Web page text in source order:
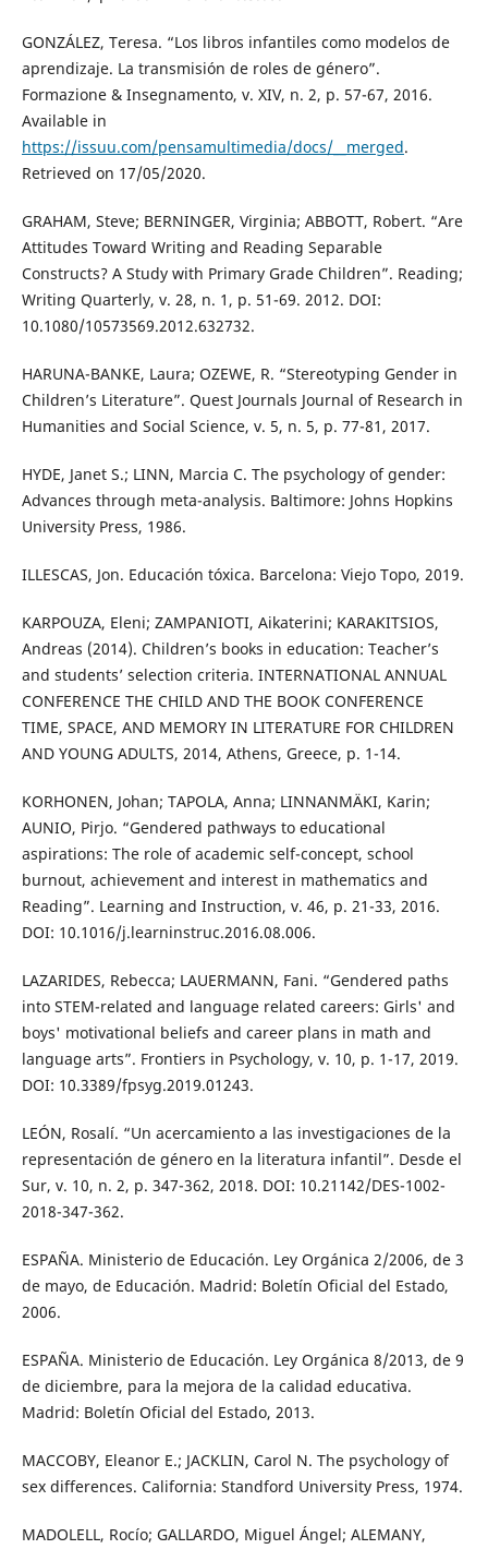
GONZÁLEZ, Teresa. “Los libros infantiles como modelos de
aprendizaje. La transmisión de roles de género”.
Formazione & Insegnamento, v. XIV, n. 2, p. 57-67, 2016.
Available in
https://issuu.com/pensamultimedia/docs/__merged.
Retrieved on 17/05/2020.
GRAHAM, Steve; BERNINGER, Virginia; ABBOTT, Robert. “Are
Attitudes Toward Writing and Reading Separable
Constructs? A Study with Primary Grade Children”. Reading;
Writing Quarterly, v. 28, n. 1, p. 51-69. 2012. DOI:
10.1080/10573569.2012.632732.
HARUNA-BANKE, Laura; OZEWE, R. “Stereotyping Gender in
Children’s Literature”. Quest Journals Journal of Research in
Humanities and Social Science, v. 5, n. 5, p. 77-81, 2017.
HYDE, Janet S.; LINN, Marcia C. The psychology of gender:
Advances through meta-analysis. Baltimore: Johns Hopkins
University Press, 1986.
ILLESCAS, Jon. Educación tóxica. Barcelona: Viejo Topo, 2019.
KARPOUZA, Eleni; ZAMPANIOTI, Aikaterini; KARAKITSIOS,
Andreas (2014). Children’s books in education: Teacher’s
and students’ selection criteria. INTERNATIONAL ANNUAL
CONFERENCE THE CHILD AND THE BOOK CONFERENCE
TIME, SPACE, AND MEMORY IN LITERATURE FOR CHILDREN
AND YOUNG ADULTS, 2014, Athens, Greece, p. 1-14.
KORHONEN, Johan; TAPOLA, Anna; LINNANMÄKI, Karin;
AUNIO, Pirjo. “Gendered pathways to educational
aspirations: The role of academic self-concept, school
burnout, achievement and interest in mathematics and
Reading”. Learning and Instruction, v. 46, p. 21-33, 2016.
DOI: 10.1016/j.learninstruc.2016.08.006.
LAZARIDES, Rebecca; LAUERMANN, Fani. “Gendered paths
into STEM-related and language related careers: Girls' and
boys' motivational beliefs and career plans in math and
language arts”. Frontiers in Psychology, v. 10, p. 1-17, 2019.
DOI: 10.3389/fpsyg.2019.01243.
LEÓN, Rosalí. “Un acercamiento a las investigaciones de la
representación de género en la literatura infantil”. Desde el
Sur, v. 10, n. 2, p. 347-362, 2018. DOI: 10.21142/DES-1002-
2018-347-362.
ESPAÑA. Ministerio de Educación. Ley Orgánica 2/2006, de 3
de mayo, de Educación. Madrid: Boletín Oficial del Estado,
2006.
ESPAÑA. Ministerio de Educación. Ley Orgánica 8/2013, de 9
de diciembre, para la mejora de la calidad educativa.
Madrid: Boletín Oficial del Estado, 2013.
MACCOBY, Eleanor E.; JACKLIN, Carol N. The psychology of
sex differences. California: Standford University Press, 1974.
MADOLELL, Rocío; GALLARDO, Miguel Ángel; ALEMANY,